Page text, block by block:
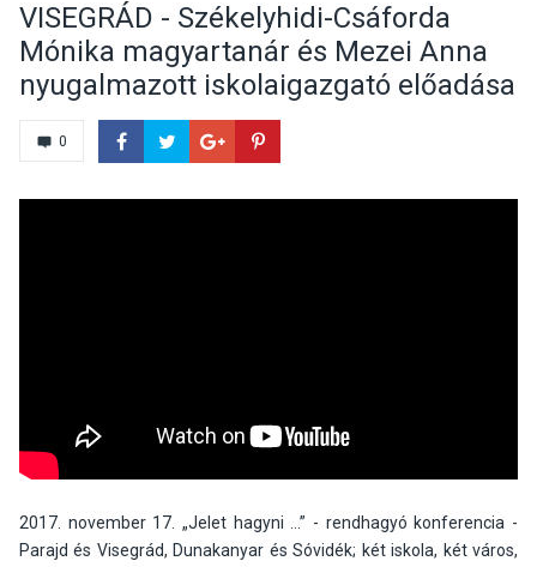
VISEGRÁD - Székelyhidi-Csáforda
Mónika magyartanár és Mezei Anna
nyugalmazott iskolaigazgató előadása
0
2017. november 17. „Jelet hagyni …” - rendhagyó konferencia -
Parajd és Visegrád, Dunakanyar és Sóvidék; két iskola, két város,